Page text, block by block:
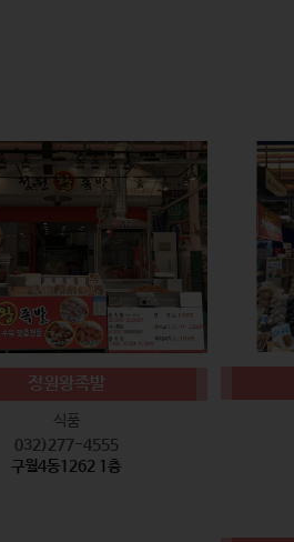
정원왕족발
식품
032)277-4555
구월4동1262 1층